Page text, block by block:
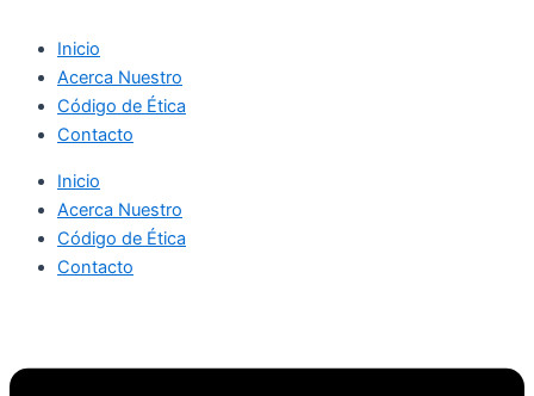
Inicio
Acerca Nuestro
Código de Ética
Contacto
Inicio
Acerca Nuestro
Código de Ética
Contacto